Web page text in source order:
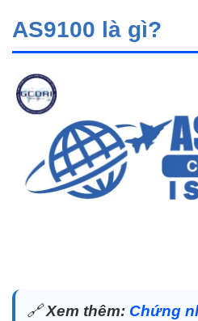
AS9100 là gì?
🔗Xem thêm: Chứng